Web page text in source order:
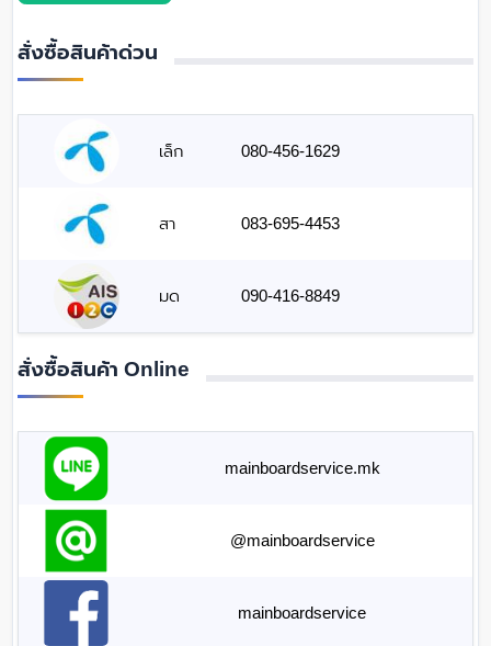
สั่งซื้อสินค้าด่วน
เล็ก 080-456-1629
สา 083-695-4453
มด 090-416-8849
สั่งซื้อสินค้า Online
mainboardservice.mk
@mainboardservice
mainboardservice